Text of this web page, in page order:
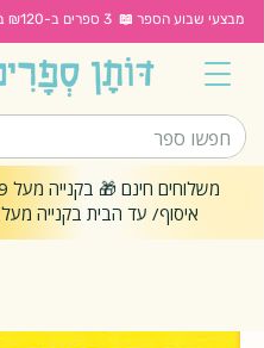
מבצעי שבוע הספר 📖 3 ספרים ב-₪120 בלבד!
איסוף/ עד הבית בקנייה מעל ₪299